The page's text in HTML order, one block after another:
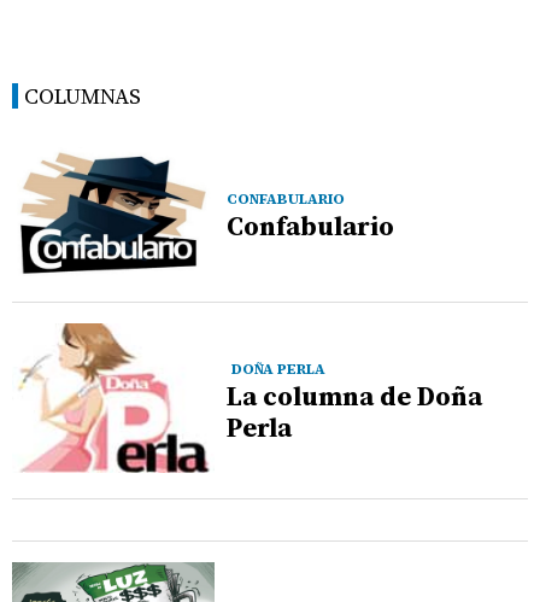
COLUMNAS
CONFABULARIO
Confabulario
DOÑA PERLA
La columna de Doña
Perla